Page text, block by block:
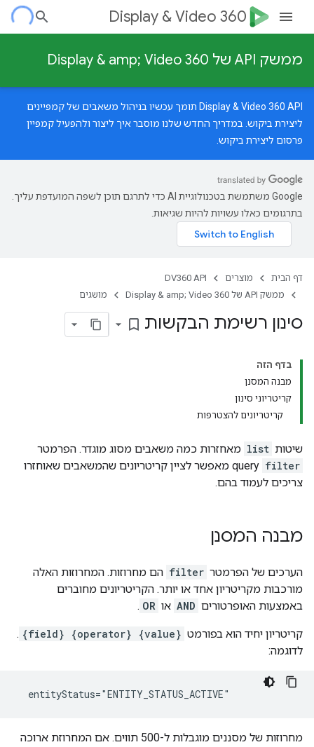
Display & Video 360
ממשק API של Display & amp; Video 360
‫Display & Video 360 API תומך עכשיו בניהול משאבים של קמפיינים
ליצירת ביקוש. במדריך החדש שלנו מוסבר איך ליצור ולהפעיל קמפיין
פרסום ליצירת ביקוש.
‫Google משתמשת בטכנולוגיית AI כדי לתרגם תוכן לשפה המועדפת עליך.
בתרגומים כאלו עשויות להיות שגיאות.
דף הבית מוצרים
DV360 API
ממשק API של Display & amp; Video 360
מושגים
סינון רשימת הבקשות bookmark_border
בדף הזה
מבנה המסנן
קריטריוני סינון
קריטריונים להצטרפות
שיטות list מאחזרות כמה משאבים מסוג מוגדר. הפרמטר
filter
query מאפשר לציין קריטריונים שהמשאבים שאוחזרו
צריכים לעמוד בהם.
מבנה המסנן
הערכים של הפרמטר filter הם מחרוזות. המחרוזות האלה
מורכבות מקריטריון אחד או יותר. הקריטריונים מחוברים
באמצעות האופרטורים AND או OR
.
קריטריון יחיד הוא בפורמט {field} {operator} {value}
.
לדוגמה:
  entityStatus="ENTITY_STATUS_ACTIVE"
מחרוזות של מסננים מוגבלות ל-500 תווים. אם המחרוזת ארוכה